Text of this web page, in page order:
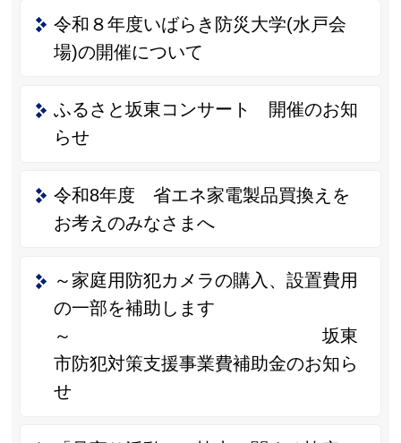
令和８年度いばらき防災大学(水戸会
場)の開催について
ふるさと坂東コンサート 開催のお知
らせ
令和8年度 省エネ家電製品買換えを
お考えのみなさまへ
～家庭用防犯カメラの購入、設置費用
の一部を補助します
～ 坂東
市防犯対策支援事業費補助金のお知ら
せ